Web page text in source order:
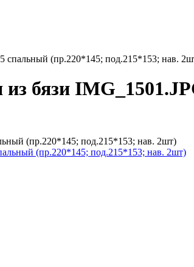
спальный (пр.220*145; под.215*153; нав.
из бязи
(пр.220*145; под.215*153; нав. 2шт)